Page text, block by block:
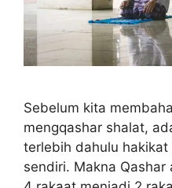
Sebelum kita
mengqashar shalat,
terlebih dahulu hakikat
sendiri. Makna